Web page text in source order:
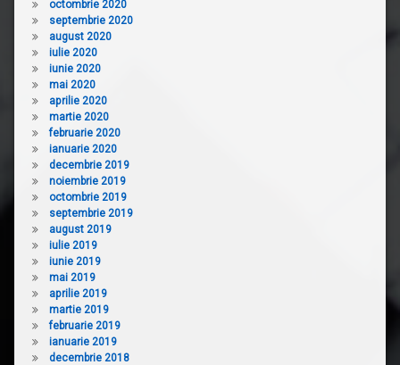
octombrie 2020
septembrie 2020
august 2020
iulie 2020
iunie 2020
mai 2020
aprilie 2020
martie 2020
februarie 2020
ianuarie 2020
decembrie 2019
noiembrie 2019
octombrie 2019
septembrie 2019
august 2019
iulie 2019
iunie 2019
mai 2019
aprilie 2019
martie 2019
februarie 2019
ianuarie 2019
decembrie 2018